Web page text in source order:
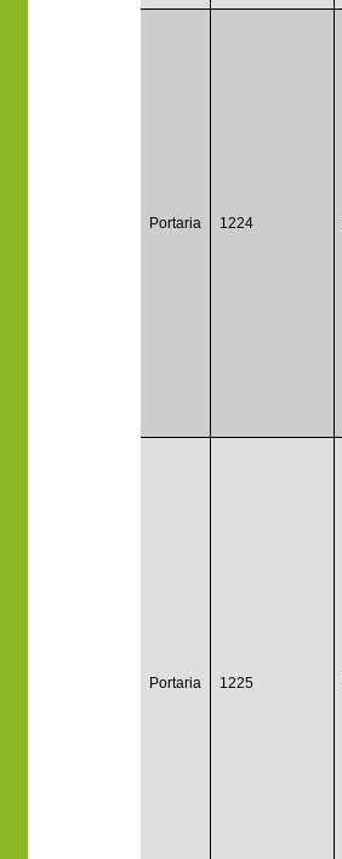
Portaria 1224
Portaria 1225